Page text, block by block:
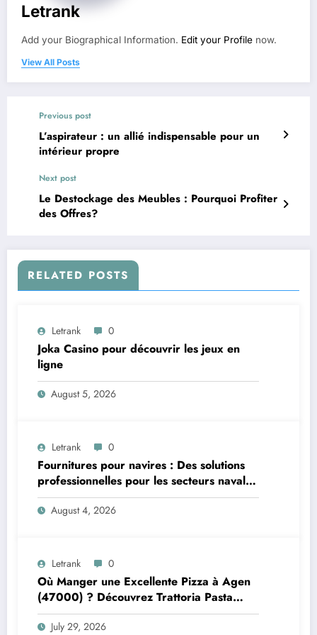
Letrank
Add your Biographical Information. Edit your Profile now.
View All Posts
Previous post
L’aspirateur : un allié indispensable pour un
intérieur propre
Next post
Le Destockage des Meubles : Pourquoi Profiter
des Offres?
RELATED POSTS
Letrank 0
Joka Casino pour découvrir les jeux en
ligne
August 5, 2026
Letrank 0
Fournitures pour navires : Des solutions
professionnelles pour les secteurs naval et
offshore
August 4, 2026
Letrank 0
Où Manger une Excellente Pizza à Agen
(47000) ? Découvrez Trattoria Pasta
Pizza Brax
July 29, 2026